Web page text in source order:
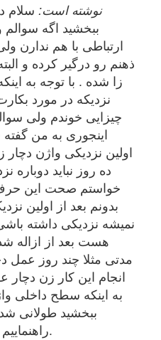
khanomi25 نوشته است: سلام
ببخشید اگه
ارتباطی با هم ندارن
ذهنم رو درگیر کرده و
زا شده . با توجه به
نزدیکه در مورد
چیزایی خوندم ولی
اینجوری به من
اولین نزدیکی واژن
ده روز نباید دوباره
خواستم صحت این
بدونم بعد از اولین
نمیشه نزدیکی داشته باشی
هست بعد از ازاله
مدتی مثلا چند روز عمل
انجام این کار زن دچار
به اینکه سطح داخلی
ببخشید طولانی
راهنماییم کنین . خوش باشین.